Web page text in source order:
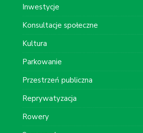
Inwestycje
Konsultacje społeczne
Kultura
Parkowanie
Przestrzeń publiczna
Reprywatyzacja
Rowery